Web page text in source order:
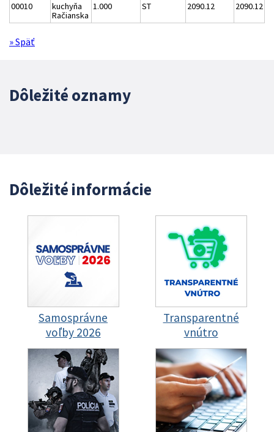
00010
kuchyňa
Račianska
1.000 ST 2090.12 2090.12
» Späť
Dôležité oznamy
Dôležité informácie
Samosprávne
voľby 2026
Transparentné
vnútro